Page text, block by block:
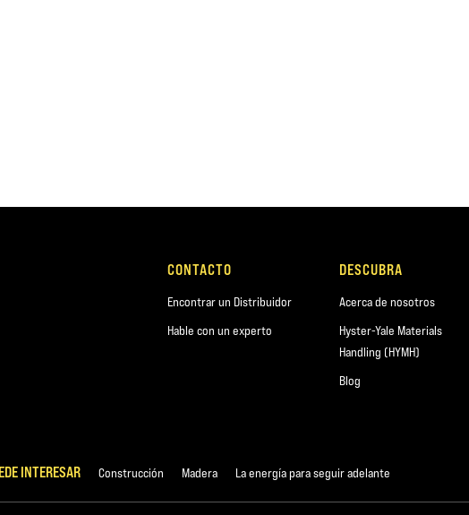
CONTACTO
Encontrar un Distribuidor
Hable con un experto
DESCUBRA
Acerca de nosotros
Hyster-Yale Materials
Handling (HYMH)
Blog
INTERESAR Construcción Madera La energía para seguir adelante